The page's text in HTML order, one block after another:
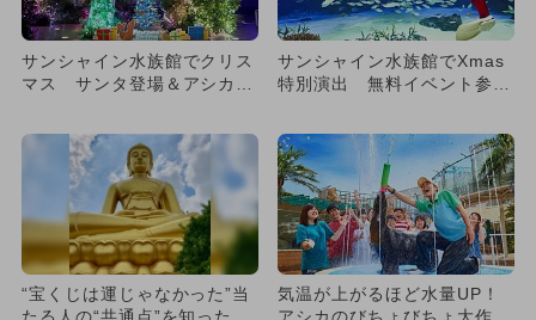
サンシャイン水族館でクリス
マス サンタ登場＆アシカの
サンシャイン水族館でXmas
特別演出 無料イベント参加
“宝くじは運じゃなかった”当
気温が上がるほど水量UP！